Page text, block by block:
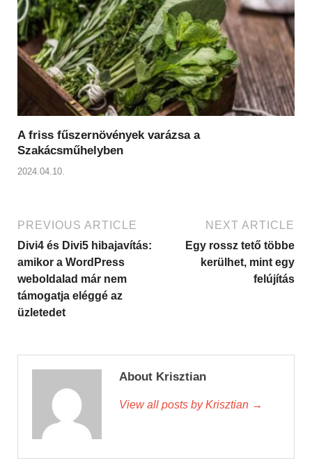
A friss fűszernövények varázsa a
Szakácsműhelyben
2024.04.10.
PREVIOUS ARTICLE
Divi4 és Divi5 hibajavítás:
amikor a WordPress
weboldalad már nem
támogatja eléggé az
üzletedet
NEXT ARTICLE
Egy rossz tető többe
kerülhet, mint egy
felújítás
About Krisztian
View all posts by Krisztian →